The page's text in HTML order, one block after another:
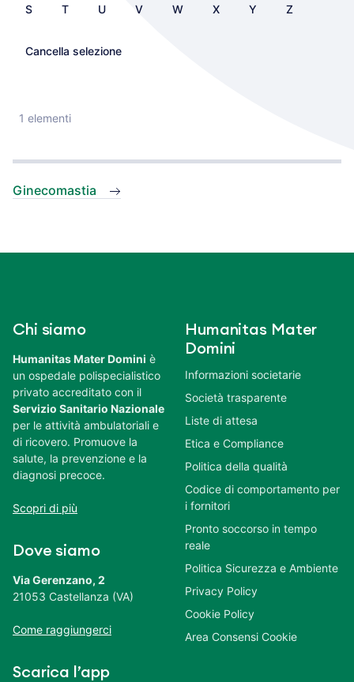
S T U V W X Y Z
Cancella selezione
1 elementi
Ginecomastia
Chi siamo
Humanitas Mater Domini è
un ospedale polispecialistico
privato accreditato con il
Servizio Sanitario Nazionale
per le attività ambulatoriali e
di ricovero. Promuove la
salute, la prevenzione e la
diagnosi precoce.
Scopri di più
Dove siamo
Via Gerenzano, 2
21053 Castellanza (VA)
Come raggiungerci
Scarica l’app
Humanitas Mater
Domini
Informazioni societarie
Società trasparente
Liste di attesa
Etica e Compliance
Politica della qualità
Codice di comportamento per
i fornitori
Pronto soccorso in tempo
reale
Politica Sicurezza e Ambiente
Privacy Policy
Cookie Policy
Area Consensi Cookie